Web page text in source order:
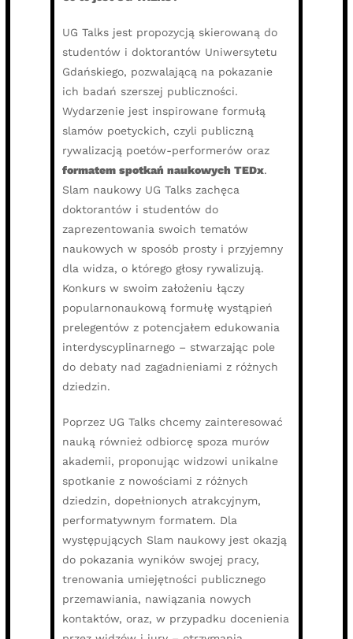
UG Talks jest propozycją skierowaną do
studentów i doktorantów Uniwersytetu
Gdańskiego, pozwalającą na pokazanie
ich badań szerszej publiczności.
Wydarzenie jest inspirowane formułą
slamów poetyckich, czyli publiczną
rywalizacją poetów-performerów oraz
formatem spotkań naukowych TEDx.
Slam naukowy UG Talks zachęca
doktorantów i studentów do
zaprezentowania swoich tematów
naukowych w sposób prosty i przyjemny
dla widza, o którego głosy rywalizują.
Konkurs w swoim założeniu łączy
popularnonaukową formułę wystąpień
prelegentów z potencjałem edukowania
interdyscyplinarnego – stwarzając pole
do debaty nad zagadnieniami z różnych
dziedzin.
Poprzez UG Talks chcemy zainteresować
nauką również odbiorcę spoza murów
akademii, proponując widzowi unikalne
spotkanie z nowościami z różnych
dziedzin, dopełnionych atrakcyjnym,
performatywnym formatem. Dla
występujących Slam naukowy jest okazją
do pokazania wyników swojej pracy,
trenowania umiejętności publicznego
przemawiania, nawiązania nowych
kontaktów, oraz, w przypadku docenienia